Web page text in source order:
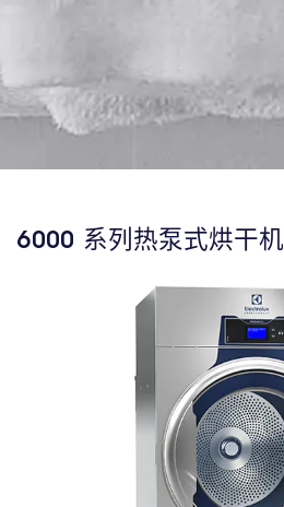
6000 系列热泵式烘干机